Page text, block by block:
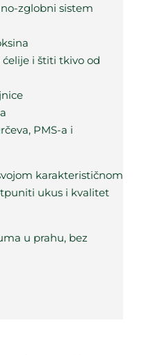
zglobni sistem
i štiti tkivo od
PMS-a i
karakterističnom
ukus i kvalitet
u prahu, bez